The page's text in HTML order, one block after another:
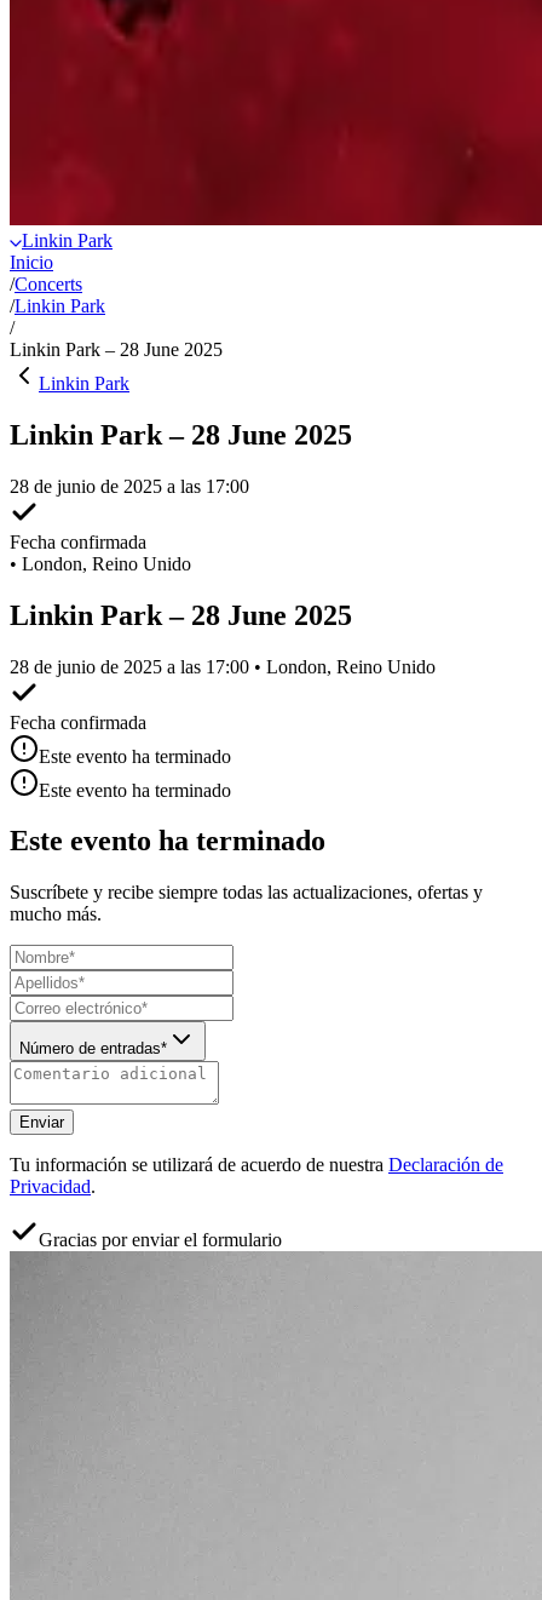
Linkin Park
Inicio
/Concerts
/Linkin Park
/
Linkin Park – 28 June 2025
Linkin Park
Linkin Park – 28 June 2025
28 de junio de 2025 a las 17:00
Fecha confirmada
• London, Reino Unido
Linkin Park – 28 June 2025
28 de junio de 2025 a las 17:00 • London, Reino Unido
Fecha confirmada
Este evento ha terminado
Este evento ha terminado
Este evento ha terminado
Suscríbete y recibe siempre todas las actualizaciones, ofertas y
mucho más.
Número de entradas*
Enviar
Tu información se utilizará de acuerdo de nuestra Declaración de
Privacidad.
Gracias por enviar el formulario